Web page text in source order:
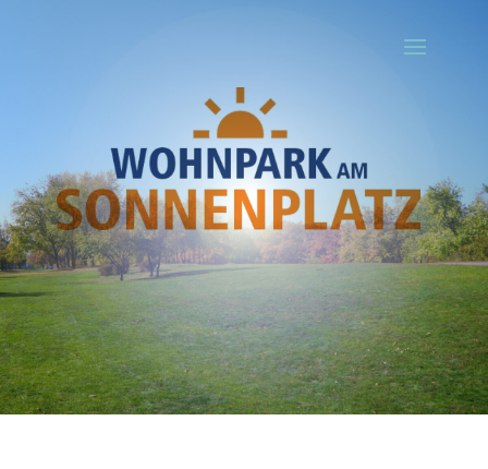
Ihr Titel
Your content goes here. Edit or remove this text inline or in the
module Content settings. You can also style every aspect of this
content in the module Design settings and even apply custom CSS
to this text in the module Advanced settings.